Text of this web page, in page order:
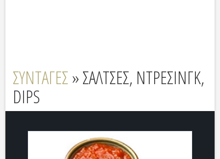
ΣΥΝΤΑΓΕΣ » ΣΑΛΤΣΕΣ, ΝΤΡΕΣΙΝΓΚ,
DIPS